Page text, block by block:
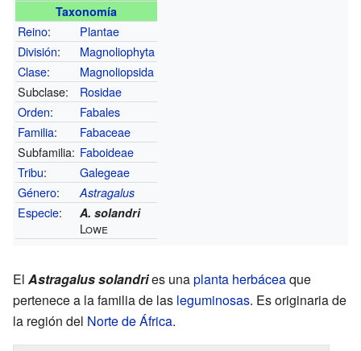
Taxonomía
Reino:
Plantae
División:
Magnoliophyta
Clase:
Magnoliopsida
Subclase:
Rosidae
Orden:
Fabales
Familia:
Fabaceae
Subfamilia: Faboideae
Tribu:
Galegeae
Género: Astragalus
Especie: A. solandri
Lowe
El Astragalus solandries unaplanta herbáceaque
pertenece a la familia de las leguminosas. Es originaria de
la región del Norte de África.